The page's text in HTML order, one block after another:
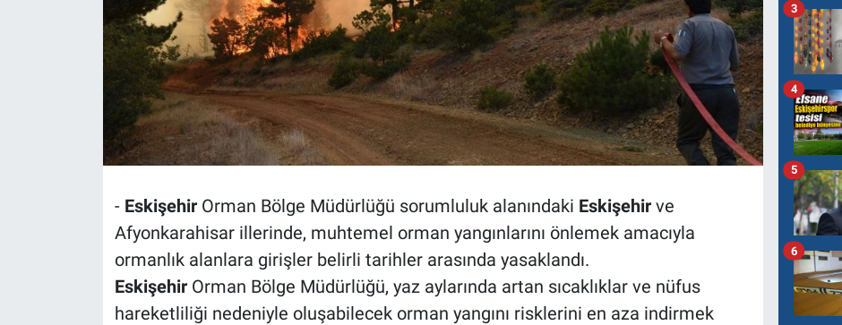
- EskişehirOrman Bölge Müdürlüğü sorumluluk alanındaki Eskişehirve
Afyonkarahisar illerinde, muhtemel orman yangınlarını önlemek amacıyla
ormanlık alanlara girişler belirli tarihler arasında yasaklandı.
EskişehirOrman Bölge Müdürlüğü, yaz aylarında artan sıcaklıklar ve nüfus
hareketliliği nedeniyle oluşabilecek orman yangını risklerini en aza indirmek
3
4
5
6
Bilim ve Teknoloji